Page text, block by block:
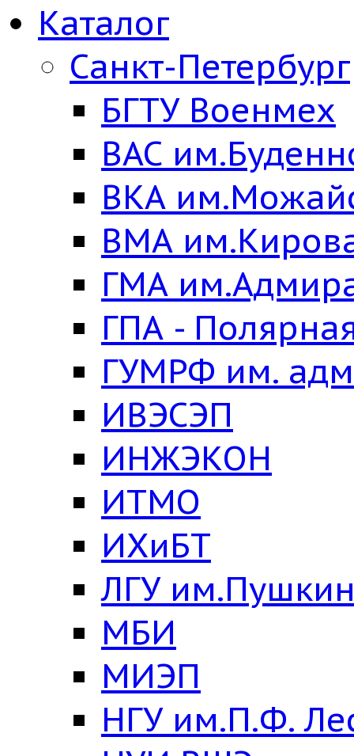
Каталог
Санкт-Петербург
БГТУ Военмех
ВАС
ВКА
ВМА
ГМА
ГПА -
ГУМРФ им.
ИВЭСЭП
ИНЖЭКОН
ИТМО
ИХиБТ
ЛГУ
МБИ
МИЭП
НГУ им.П.Ф.